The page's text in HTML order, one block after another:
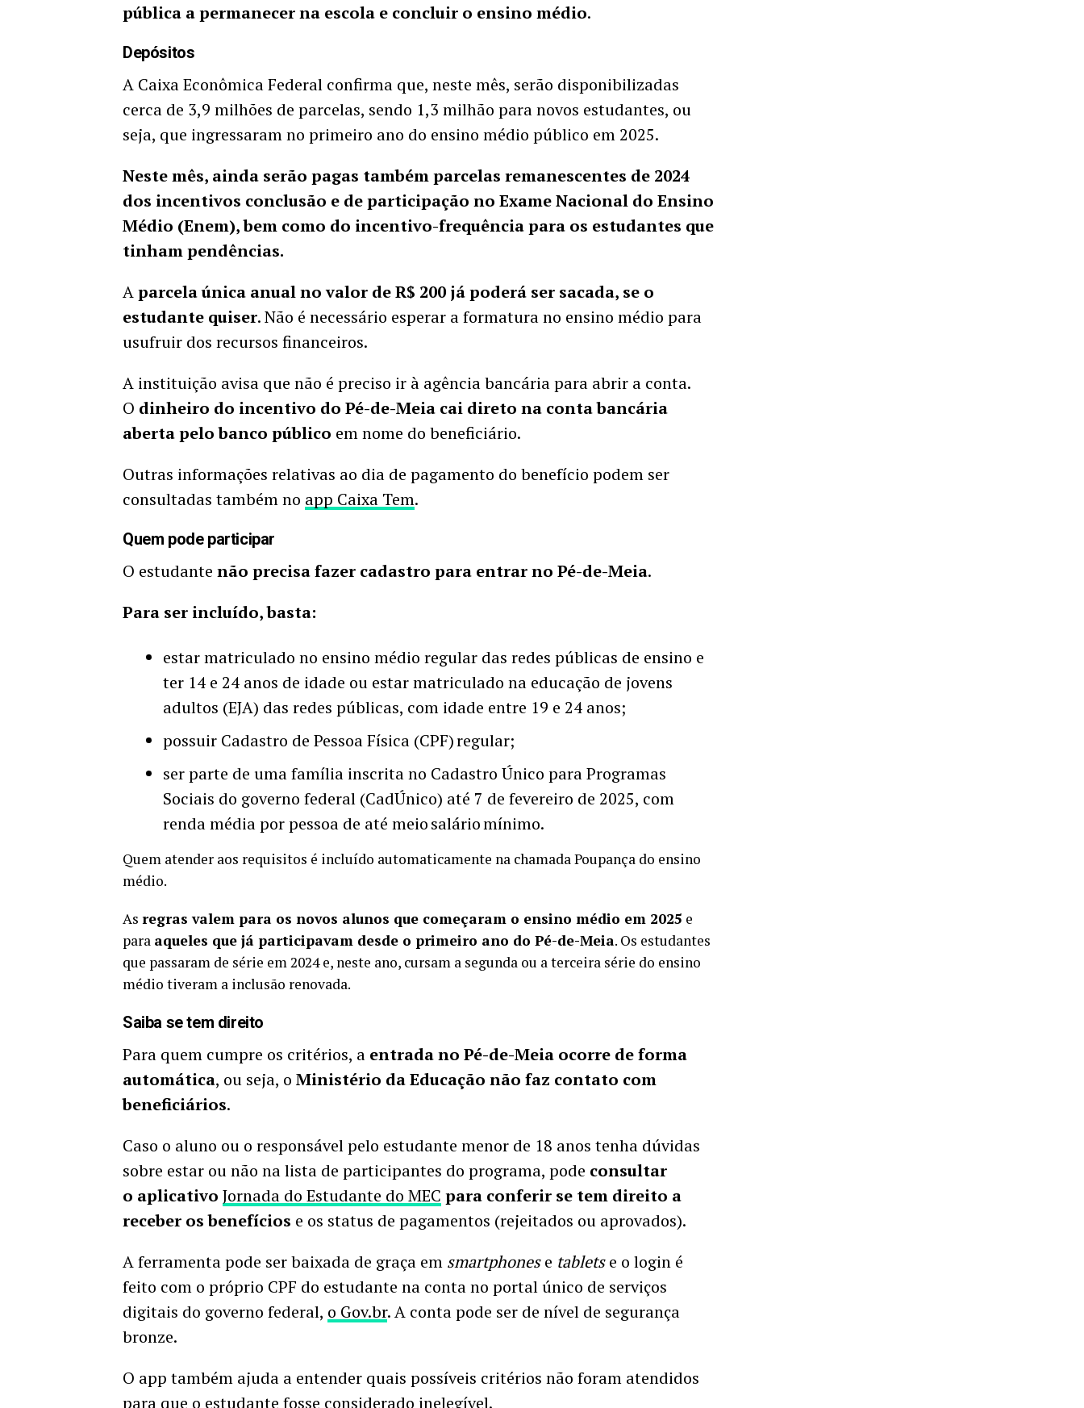
pública a permanecer na escola e concluir o ensino médio.
Depósitos
A Caixa Econômica Federal confirma que, neste mês, serão disponibilizadas
cerca de 3,9 milhões de parcelas, sendo 1,3 milhão para novos estudantes, ou
seja, que ingressaram no primeiro ano do ensino médio público em 2025.
Neste mês, ainda serão pagas também parcelas remanescentes de 2024
dos incentivos conclusão e de participação no Exame Nacional do Ensino
Médio (Enem), bem como do incentivo-frequência para os estudantes que
tinham pendências.
Aparcela única anual no valor de R$ 200 já poderá ser sacada, se o
estudante quiser. Não é necessário esperar a formatura no ensino médio para
usufruir dos recursos financeiros.
A instituição avisa que não é preciso ir à agência bancária para abrir a conta.
O dinheiro do incentivo do Pé-de-Meia cai direto na conta bancária
aberta pelo banco público em nome do beneficiário.
Outras informações relativas ao dia de pagamento do benefício podem ser
consultadas também no app Caixa Tem.
Quem pode participar
O estudante não precisa fazer cadastro para entrar no Pé-de-Meia.
Para ser incluído, basta:
estar matriculado no ensino médio regular das redes públicas de ensino e
ter 14 e 24 anos de idade ou estar matriculado na educação de jovens
adultos (EJA) das redes públicas, com idade entre 19 e 24 anos;
possuir Cadastro de Pessoa Física (CPF) regular;
ser parte de uma família inscrita no Cadastro Único para Programas
Sociais do governo federal (CadÚnico) até 7 de fevereiro de 2025, com
renda média por pessoa de até meio salário mínimo.
Quem atender aos requisitos é incluído automaticamente na chamada Poupança do ensino
médio.
As regras valem para os novos alunos que começaram o ensino médio em 2025 e
para aqueles que já participavam desde o primeiro ano do Pé-de-Meia. Os estudantes
que passaram de série em 2024 e, neste ano, cursam a segunda ou a terceira série do ensino
médio tiveram a inclusão renovada.
Saiba se tem direito
Para quem cumpre os critérios, a entrada no Pé-de-Meia ocorre de forma
automática, ou seja, o Ministério da Educação não faz contato com
beneficiários.
Caso o aluno ou o responsável pelo estudante menor de 18 anos tenha dúvidas
sobre estar ou não na lista de participantes do programa, pode consultar
o aplicativo Jornada do Estudante do MEC para conferir se tem direito a
receber os benefícios e os status de pagamentos (rejeitados ou aprovados).
A ferramenta pode ser baixada de graça em smartphonese tabletse o login é
feito com o próprio CPF do estudante na conta no portal único de serviços
digitais do governo federal, o Gov.br. A conta pode ser de nível de segurança
bronze.
O app também ajuda a entender quais possíveis critérios não foram atendidos
para que o estudante fosse considerado inelegível.